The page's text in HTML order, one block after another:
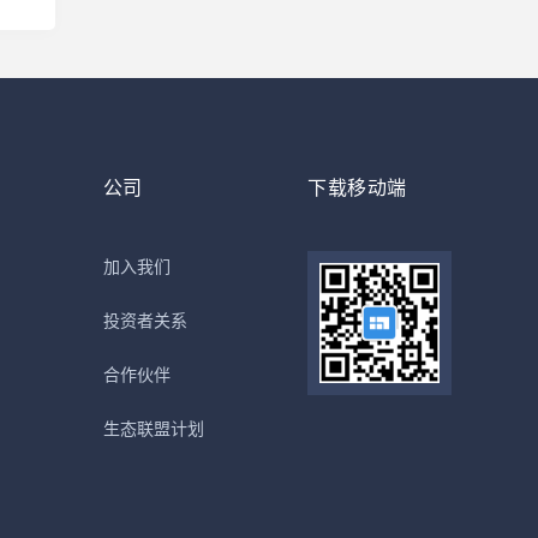
公司
加入我们
投资者关系
合作伙伴
生态联盟计划
下载移动端